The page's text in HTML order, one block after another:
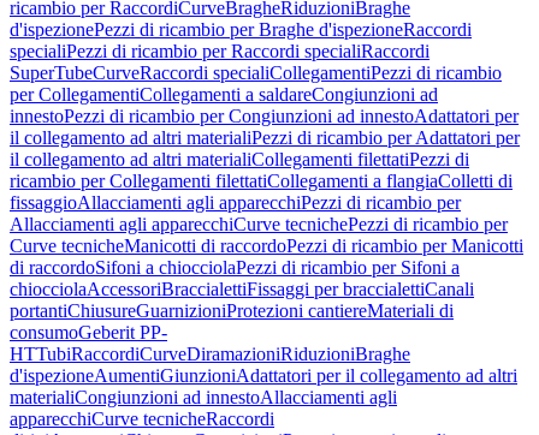
ricambio per RaccordiCurveBragheRiduzioniBraghe
d'ispezionePezzi di ricambio per Braghe d'ispezioneRaccordi
specialiPezzi di ricambio per Raccordi specialiRaccordi
SuperTubeCurveRaccordi specialiCollegamentiPezzi di ricambio
per CollegamentiCollegamenti a saldareCongiunzioni ad
innestoPezzi di ricambio per Congiunzioni ad innestoAdattatori per
il collegamento ad altri materialiPezzi di ricambio per Adattatori per
il collegamento ad altri materialiCollegamenti filettatiPezzi di
ricambio per Collegamenti filettatiCollegamenti a flangiaColletti di
fissaggioAllacciamenti agli apparecchiPezzi di ricambio per
Allacciamenti agli apparecchiCurve tecnichePezzi di ricambio per
Curve tecnicheManicotti di raccordoPezzi di ricambio per Manicotti
di raccordoSifoni a chiocciolaPezzi di ricambio per Sifoni a
chiocciolaAccessoriBraccialettiFissaggi per braccialettiCanali
portantiChiusureGuarnizioniProtezioni cantiereMateriali di
consumoGeberit PP-
HTTubiRaccordiCurveDiramazioniRiduzioniBraghe
d'ispezioneAumentiGiunzioniAdattatori per il collegamento ad altri
materialiCongiunzioni ad innestoAllacciamenti agli
apparecchiCurve tecnicheRaccordi